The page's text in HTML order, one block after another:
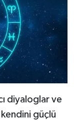
diyaloglar ve
kendini güçlü